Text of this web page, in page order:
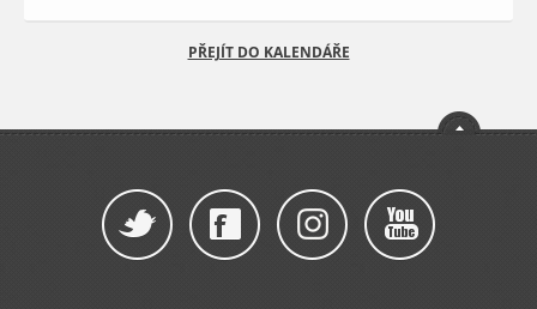
PŘEJÍT DO KALENDÁŘE